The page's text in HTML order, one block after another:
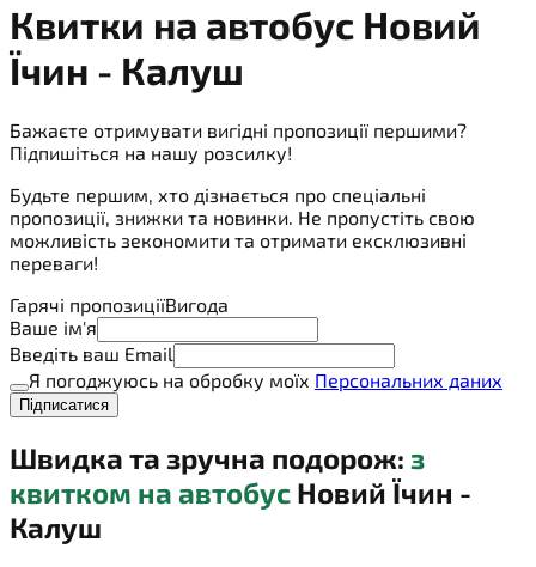
Квитки на автобус Новий
Їчин - Калуш
Бажаєте отримувати вигідні пропозиції першими?
Підпишіться на нашу розсилку!
Будьте першим, хто дізнається про спеціальні
пропозиції, знижки та новинки. Не пропустіть свою
можливість зекономити та отримати ексклюзивні
переваги!
Гарячі пропозиціїВигода
Ваше ім'я
Введіть ваш Email
Я погоджуюсь на обробку моїх Персональних даних
Підписатися
Швидка та зручна подорож: з
квитком на автобус Новий Їчин -
Калуш